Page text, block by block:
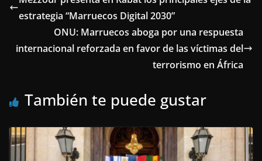
estrategia “Marruecos Digital 2030”
ONU: Marruecos aboga por una respuesta
internacional reforzada en favor de las víctimas del
terrorismo en África
También te puede gustar